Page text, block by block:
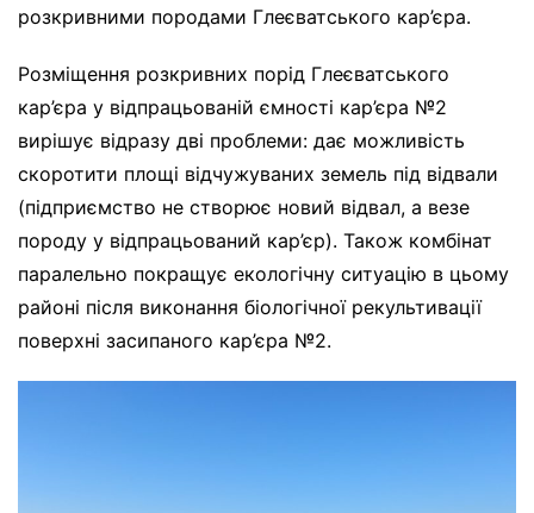
розкривними породами Глеєватського кар’єра.
Розміщення розкривних порід Глеєватського
кар’єра у відпрацьованій ємності кар’єра №2
вирішує відразу дві проблеми: дає можливість
скоротити площі відчужуваних земель під відвали
(підприємство не створює новий відвал, а везе
породу у відпрацьований кар’єр). Також комбінат
паралельно покращує екологічну ситуацію в цьому
районі після виконання біологічної рекультивації
поверхні засипаного кар’єра №2.